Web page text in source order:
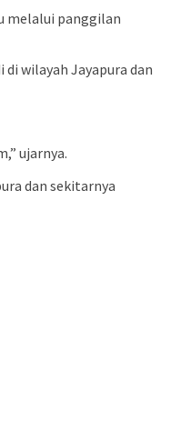
melalui panggilan
wilayah Jayapura dan
ujarnya.
dan sekitarnya